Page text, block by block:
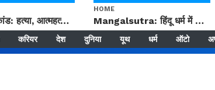
मनीषा हत्याकांड: हत्या, आत्महत्या या कोई बड़ा राज? | Full Story | Josh Haryana
HOME
Mangalsutra: हिंदू धर्म में शादी के बाद मंगलसूत्र क्यों पहनती है महिलाएं, किसने शुरु की ये परंपरा
करियर देश दुनिया यूथ धर्म ऑटो